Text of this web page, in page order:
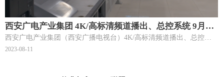
西安广电产业集团 4K/高标清频道播出、总控系统 9月9
日正式上线
西安广电产业集团（西安广播电视台）4K/高标清频道播出、总控系
统，于2021年5月开始施工、7月初完成施工及培训并通过项目初验，
2023-08-11